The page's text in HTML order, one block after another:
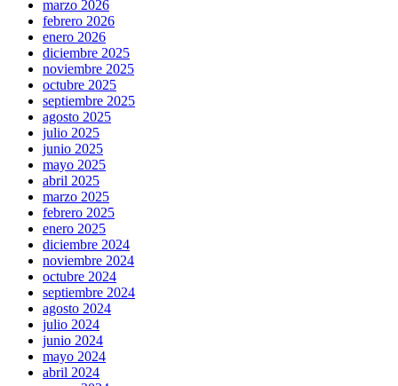
marzo 2026
febrero 2026
enero 2026
diciembre 2025
noviembre 2025
octubre 2025
septiembre 2025
agosto 2025
julio 2025
junio 2025
mayo 2025
abril 2025
marzo 2025
febrero 2025
enero 2025
diciembre 2024
noviembre 2024
octubre 2024
septiembre 2024
agosto 2024
julio 2024
junio 2024
mayo 2024
abril 2024